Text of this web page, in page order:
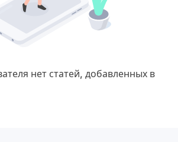
нет статей, добавленных в